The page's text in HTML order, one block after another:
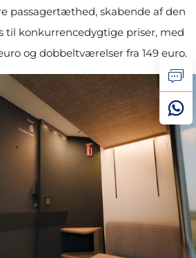
passagertæthed, skabende af den
til konkurrencedygtige priser, med
og dobbeltværelser fra 149 euro.